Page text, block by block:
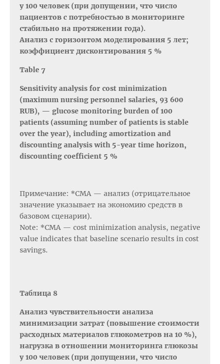
у 100 человек (при допущении, что число
пациентов с потребностью в мониторинге
стабильно на протяжении года).
Анализ с горизонтом моделирования 5 лет;
коэффициент дисконтирования 5 %
Table 7
Sensitivity analysis for cost minimization
(maximum nursing personnel salaries, 93 600
RUB), — glucose monitoring burden of 100
patients (assuming number of patients is stable
over the year), including amortization and
discounting analysis with 5-year time horizon,
discounting coefficient 5 %
Примечание: *СМА — анализ (отрицательное
значение указывает на экономию средств в
базовом сценарии).
Note: *CMA — cost minimization analysis, negative
value indicates that baseline scenario results in cost
savings.
Таблица 8
Анализ чувствительности анализа
минимизации затрат (повышение стоимости
расходных материалов глюкометров на 10 %),
нагрузка в отношении мониторинга глюкозы
у 100 человек (при допущении, что число